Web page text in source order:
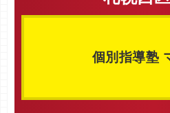
個別指導塾